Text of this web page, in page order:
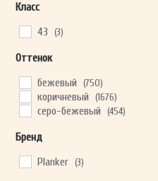
Ваши данные не будут
Класс
43
(3)
Оттенок
бежевый
(750)
коричневый (1676)
серо-бежевый (454)
Бренд
Planker (3)